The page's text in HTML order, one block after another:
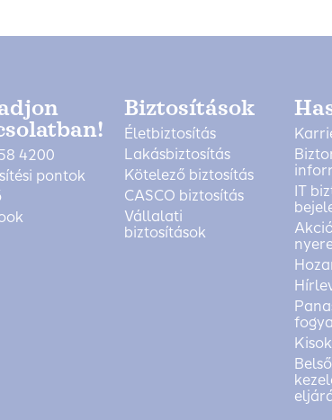
4200
pontok
Biztosítások
Életbiztosítás
Lakásbiztosítás
Kötelező biztosítás
CASCO biztosítás
Vállalati
biztosítások
IT